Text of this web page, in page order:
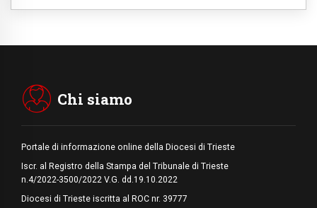
05.08.2026
Chi siamo
Portale di informazione online della Diocesi di Trieste
Iscr. al Registro della Stampa del Tribunale di Trieste
n.4/2022-3500/2022 V.G. dd.19.10.2022
Diocesi di Trieste iscritta al ROC nr. 39777